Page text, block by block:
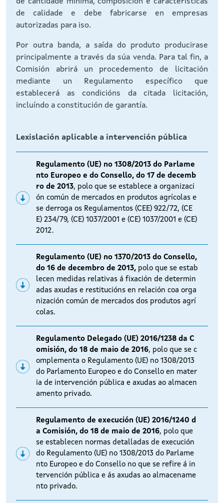
de calidade e debe fabricarse en empresas
autorizadas para iso.
Por outra banda, a saída do produto producirase
principalmente a través da súa venda. Para tal fin, a
Comisión abrirá un procedemento de licitación
mediante un Regulamento específico que
establecerá as condicións da citada licitación,
incluíndo a constitución de garantía.
Lexislación aplicable a intervención pública
Regulamento (UE) no 1308/2013 do Parlame
nto Europeo e do Consello, do 17 de decemb
ro de 2013, polo que se establece a organizaci
ón común de mercados en produtos agrícolas e
se derroga os Regulamentos (CEE) 922/72, (CE
E) 234/79, (CE) 1037/2001 e (CE) 1037/2001 e (CE)
2012.
Regulamento (UE) no 1370/2013 do Consello,
do 16 de decembro de 2013, polo que se estab
lecen medidas relativas á fixación de determin
adas axudas e restitucións en relación coa orga
nización común de mercados dos produtos agrí
colas.
Regulamento Delegado (UE) 2016/1238 da C
omisión, do 18 de maio de 2016, polo que se c
omplementa o Regulamento (UE) no 1308/2013
do Parlamento Europeo e do Consello en mater
ia de intervención pública e axudas ao almacen
amento privado.
Regulamento de execución (UE) 2016/1240 d
a Comisión, do 18 de maio de 2016, polo que
se establecen normas detalladas de execución
do Regulamento (UE) no 1308/2013 do Parlame
nto Europeo e do Consello no que se refire á in
tervención pública e ás axudas ao almacename
nto privado.